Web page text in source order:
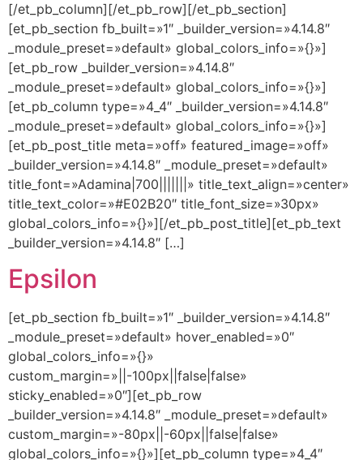
[/et_pb_column][/et_pb_row][/et_pb_section]
[et_pb_section fb_built=»1″ _builder_version=»4.14.8″
_module_preset=»default» global_colors_info=»{}»]
[et_pb_row _builder_version=»4.14.8″
_module_preset=»default» global_colors_info=»{}»]
[et_pb_column type=»4_4″ _builder_version=»4.14.8″
_module_preset=»default» global_colors_info=»{}»]
[et_pb_post_title meta=»off» featured_image=»off»
_builder_version=»4.14.8″ _module_preset=»default»
title_font=»Adamina|700|||||||» title_text_align=»center»
title_text_color=»#E02B20″ title_font_size=»30px»
global_colors_info=»{}»][/et_pb_post_title][et_pb_text
_builder_version=»4.14.8″ […]
Epsilon
[et_pb_section fb_built=»1″ _builder_version=»4.14.8″
_module_preset=»default» hover_enabled=»0″
global_colors_info=»{}»
custom_margin=»||-100px||false|false»
sticky_enabled=»0″][et_pb_row
_builder_version=»4.14.8″ _module_preset=»default»
custom_margin=»-80px||-60px||false|false»
global_colors_info=»{}»][et_pb_column type=»4_4″